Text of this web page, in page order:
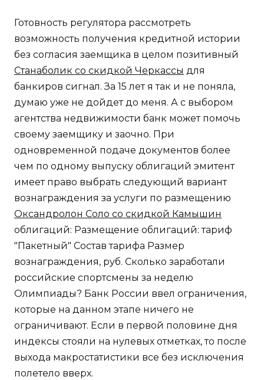
Готовность регулятора рассмотреть
возможность получения кредитной истории
без согласия заемщика в целом позитивный
Станаболик со скидкой Черкассы для
банкиров сигнал. За 15 лет я так и не поняла,
думаю уже не дойдет до меня. А с выбором
агентства недвижимости банк может помочь
своему заемщику и заочно. При
одновременной подаче документов более
чем по одному выпуску облигаций эмитент
имеет право выбрать следующий вариант
вознаграждения за услуги по размещению
Оксандролон Соло со скидкой Камышин
облигаций: Размещение облигаций: тариф
"Пакетный" Состав тарифа Размер
вознаграждения, руб. Сколько заработали
российские спортсмены за неделю
Олимпиады? Банк России ввел ограничения,
которые на данном этапе ничего не
ограничивают. Если в первой половине дня
индексы стояли на нулевых отметках, то после
выхода макростатистики все без исключения
полетело вверх.